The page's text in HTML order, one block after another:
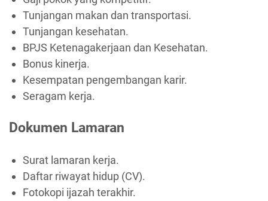
Tunjangan makan dan transportasi.
Tunjangan kesehatan.
BPJS Ketenagakerjaan dan Kesehatan.
Bonus kinerja.
Kesempatan pengembangan karir.
Seragam kerja.
Dokumen Lamaran
Surat lamaran kerja.
Daftar riwayat hidup (CV).
Fotokopi ijazah terakhir.